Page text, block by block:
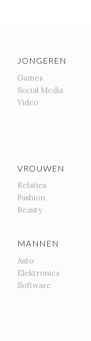
JONGEREN
Games
Social Media
Video
VROUWEN
Relaties
Fashion
Beauty
MANNEN
Auto
Elektronica
Software